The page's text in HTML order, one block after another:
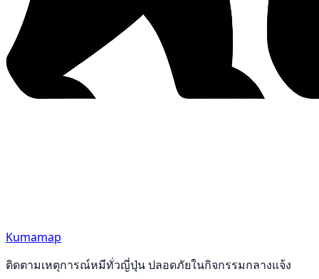
Kumamap
ติดตามเหตุการณ์หมีทั่วญี่ปุ่น ปลอดภัยในกิจกรรมกลางแจ้ง